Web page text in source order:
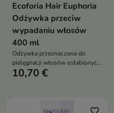
Ecoforia Hair Euphoria
Odżywka przeciw
wypadaniu włosów
400 ml
Odżywka przeznaczona do
pielęgnacji włosów osłabionych
i skłonnych do wypadania.
10,70 €
favorite_border